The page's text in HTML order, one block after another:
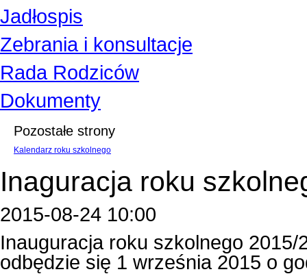
Jadłospis
Zebrania i konsultacje
Rada Rodziców
Dokumenty
Pozostałe strony
Kalendarz roku szkolnego
Inaguracja roku
2015-08-24 10:00
Inauguracja roku szkolnego
odbędzie się 1 września 2015 o